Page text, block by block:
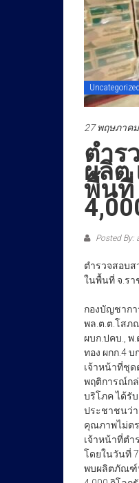
ตำร
ผลิต
พื้นที่
ตำรวจสอบ
ในพื้นที่ จ.รา
กองบัญชาก
พล.ต.ต.โสภ
ผบก.ปคบ., พ
ทอง ผกก.4
เจ้าหน้าที่ชุด
พฤติการณ์กล่
บริโภค ได้รั
ประชาชนว่
คุณภาพไม่ต
เจ้าหน้าที่ต
โดยในวันที่
พบผลิตภัณฑ์
4,000 กิโล